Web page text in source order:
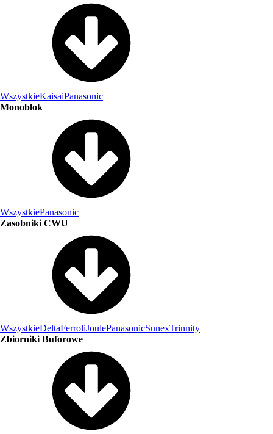
WszystkieKaisaiPanasonic
Monoblok
WszystkiePanasonic
Zasobniki CWU
WszystkieDeltaFerroliJoulePanasonicSunexTrinnity
Zbiorniki Buforowe